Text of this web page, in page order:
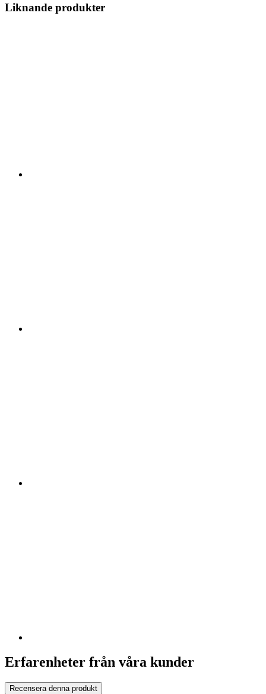
Liknande produkter
Erfarenheter från våra kunder
Recensera denna produkt